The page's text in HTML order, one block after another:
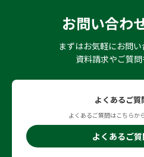
お問い合わ
まずはお気軽にお問い
資料請求やご質問
よくあるご質
よくあるご質問はこちらか
よくあるご